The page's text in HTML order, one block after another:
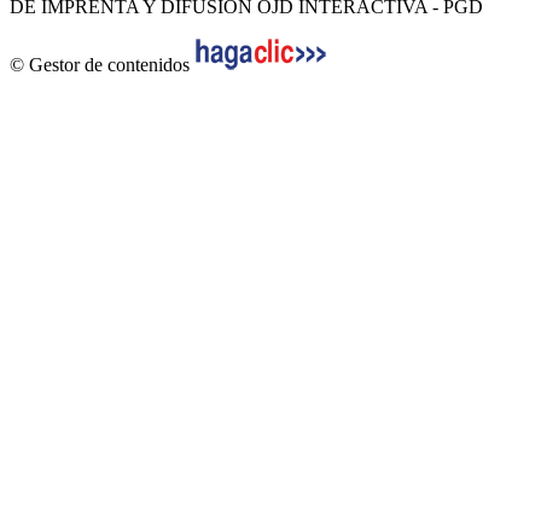
DE IMPRENTA Y DIFUSIÓN OJD INTERACTIVA - PGD
© Gestor de contenidos